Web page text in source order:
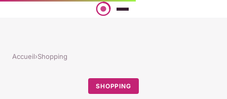
Accueil›Shopping
SHOPPING